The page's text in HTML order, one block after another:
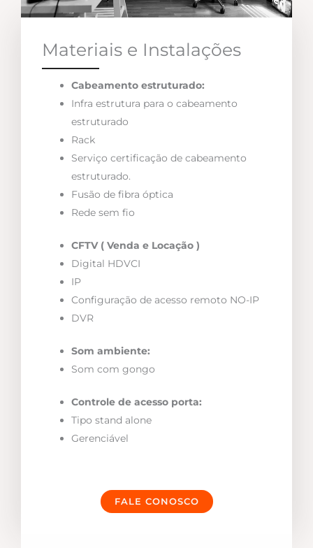
Materiais e Instalações
Cabeamento estruturado:
Infra estrutura para o cabeamento
estruturado
Rack
Serviço certificação de cabeamento
estruturado.
Fusão de fibra óptica
Rede sem fio
CFTV ( Venda e Locação )
Digital HDVCI
IP
Configuração de acesso remoto NO-IP
DVR
Som ambiente:
Som com gongo
Controle de acesso porta:
Tipo stand alone
Gerenciável
FALE CONOSCO